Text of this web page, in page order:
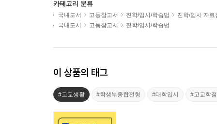
카테고리 분류
국내도서 고등참고서 진학/입시/학습법
진학/입시 자료
국내도서
고등참고서 진학/입시/학습법
이 상품의 태그
#고교생활 #학생부종합전형 #대학입시 #고교학